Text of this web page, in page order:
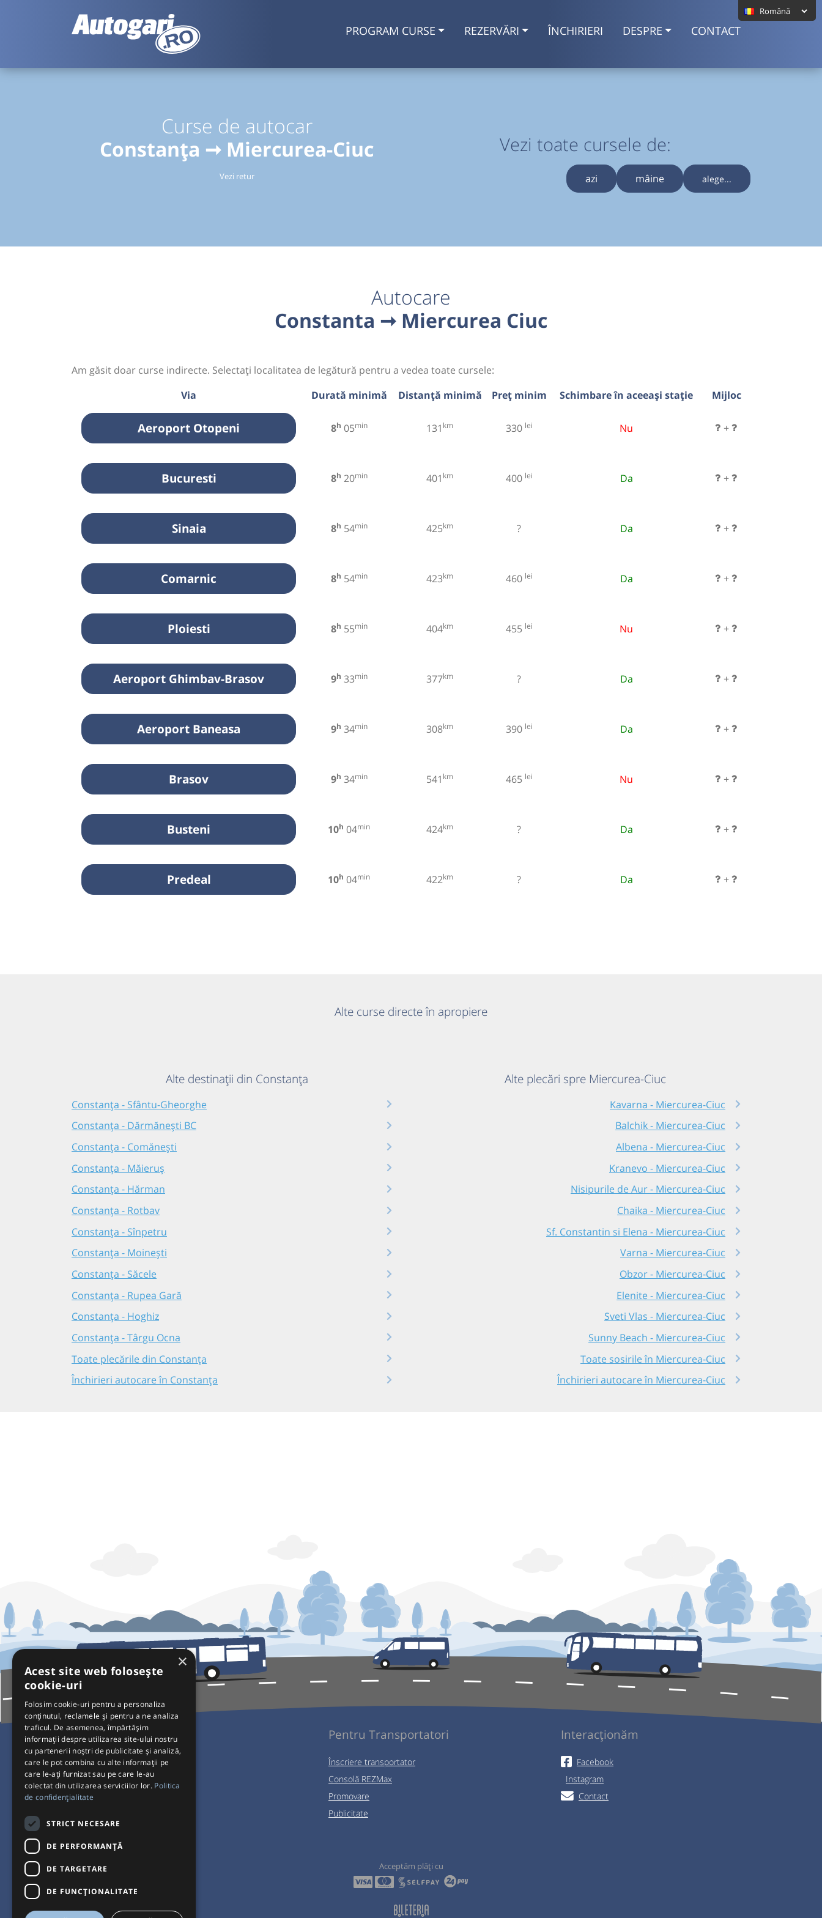
PROGRAM CURSE REZERVĂRI ÎNCHIRIERI DESPRE CONTACT
Curse de autocar
Constanța ➞ Miercurea-Ciuc
Vezi retur
Vezi toate cursele de:
azi mâine alege...
Autocare
Constanta ➞ Miercurea Ciuc
Am găsit doar curse indirecte. Selectați localitatea de legătură pentru a vedea toate cursele:
Via
Durată minimă Distanță minimă Preț minim Schimbare în aceeași stație Mijloc
Aeroport Otopeni 8h 05min 131 km 330 lei Nu +
Bucuresti 8h 20min 401 km 400 lei Da +
Sinaia 8h 54min 425km ? Da +
Comarnic 8h 54min 423km 460 lei Da +
Ploiesti 8h 55min 404km 455 lei Nu +
Aeroport Ghimbav-Brasov 9h 33min 377km ? Da +
Aeroport Baneasa 9h 34min 308km 390 lei Da +
Brasov 9h 34min 541 km 465 lei Nu +
Busteni 10h 04min 424km ? Da +
Predeal 10h 04min 422km ? Da +
Alte curse directe în apropiere
Alte destinații din Constanța
Constanța - Sfântu-Gheorghe
Constanța - Dărmănești BC
Constanța - Comănești
Constanța - Măieruș
Constanța - Hărman
Constanța - Rotbav
Constanța - Sînpetru
Constanța - Moinești
Constanța - Săcele
Constanța - Rupea Gară
Constanța - Hoghiz
Constanța - Târgu Ocna
Toate plecările din Constanța
Închirieri autocare în Constanța
Alte plecări spre Miercurea-Ciuc
Kavarna - Miercurea-Ciuc
Balchik - Miercurea-Ciuc
Albena - Miercurea-Ciuc
Kranevo - Miercurea-Ciuc
Nisipurile de Aur - Miercurea-Ciuc
Chaika - Miercurea-Ciuc
Sf. Constantin si Elena - Miercurea-Ciuc
Varna - Miercurea-Ciuc
Obzor - Miercurea-Ciuc
Elenite - Miercurea-Ciuc
Sveti Vlas - Miercurea-Ciuc
Sunny Beach - Miercurea-Ciuc
Toate sosirile în Miercurea-Ciuc
Închirieri autocare în Miercurea-Ciuc
Pentru Călători
Curse autobuz
Plecări/Sosiri
Setări de cookie-uri
Pentru Transportatori
Înscriere transportator
Consolă REZMax
Promovare
Publicitate
Interacționăm
Facebook
Instagram
Contact
Acceptăm plăți cu
×
Acest site web folosește
cookie-uri
Folosim cookie-uri pentru a personaliza
conținutul, reclamele și pentru a ne analiza
traficul. De asemenea, împărtășim
informații despre utilizarea site-ului nostru
cu partenerii noștri de publicitate și analiză,
care le pot combina cu alte informații pe
care le-ați furnizat sau pe care le-au
colectat din utilizarea serviciilor lor. Politica
de confidențialitate
STRICT NECESARE
DE PERFORMANȚĂ
DE TARGETARE
DE FUNCŢIONALITATE